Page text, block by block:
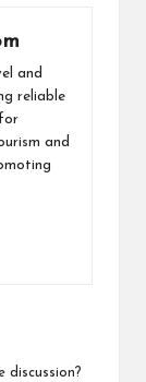
and
reliable
and
discussion?